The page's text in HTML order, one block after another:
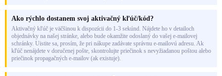
Ako rýchlo dostanem svoj aktivačný kľúč/kód?
Aktivačný kľúč je väčšinou k dispozícii do 1-3 sekúnd. Nájdete ho v detailoch
objednávky na našej stránke, alebo bude okamžite odoslaný do vašej e-mailovej
schránky. Uistite sa, prosím, že pri nákupe zadávate správnu e-mailovú adresu. Ak
kľúč nenájdete v doručenej pošte, skontrolujte priečinok s nevyžiadanou poštou alebo
priečinok propagačných e-mailov (ak existuje).